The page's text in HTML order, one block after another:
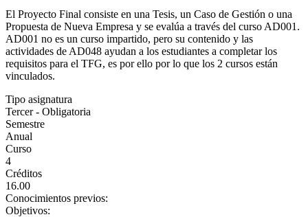
El Proyecto Final consiste en una Tesis, un Caso de Gestión o una
Propuesta de Nueva Empresa y se evalúa a través del curso AD001.
AD001 no es un curso impartido, pero su contenido y las
actividades de AD048 ayudan a los estudiantes a completar los
requisitos para el TFG, es por ello por lo que los 2 cursos están
vinculados.
Tipo asignatura
Tercer - Obligatoria
Semestre
Anual
Curso
4
Créditos
16.00
Conocimientos previos:
Objetivos: